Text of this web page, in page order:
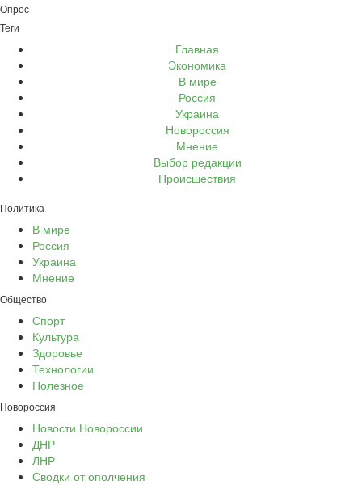
Опрос
Теги
Главная
Экономика
В мире
Россия
Украина
Новороссия
Мнение
Выбор редакции
Происшествия
Политика
В мире
Россия
Украина
Мнение
Общество
Спорт
Культура
Здоровье
Технологии
Полезное
Новороссия
Новости Новороссии
ДНР
ЛНР
Сводки от ополчения